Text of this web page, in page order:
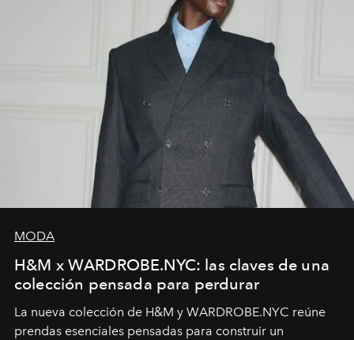
MODA
H&M x WARDROBE.NYC: las claves de una
colección pensada para perdurar
La nueva colección de H&M y WARDROBE.NYC reúne
prendas esenciales pensadas para construir un